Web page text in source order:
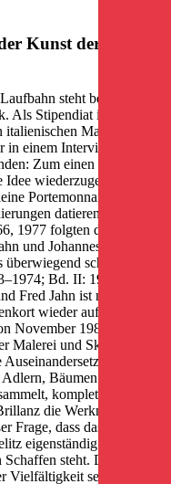
Kunst der
steht bei Georg
Als Stipendiat in der Villa
Manieristen
in einem Interview: »Die
Zum einen ist sie die
wiederzugeben. Zum
Portemonnaie, für
datieren auf
1977 folgten dann
und Johannes Gachnang
schwarz-
Bd. II: 1974–1982).
Fred Jahn ist nun von
wieder aufgenommen
November 1982 bis Juli
Malerei und Skulptur
mit
Bäumen und vieles
komplett farbig
die Werknummern
Frage, dass das
eigenständig neben
steht. Der
Vielfältigkeit seiner